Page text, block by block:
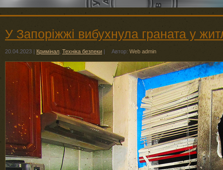
У Запоріжжі вибухнула граната у
20.04.2023 | Кримінал Техніка безпеки | Автор: Web admin